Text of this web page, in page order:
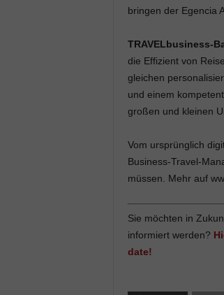
bringen der Egencia
TRAVELbusiness-
die Effizient von
gleichen
und einem
großen und kleinen
Vom ursprünglich
Business-Travel-
müssen. Mehr auf
Sie möchten in
informiert werden?
date!